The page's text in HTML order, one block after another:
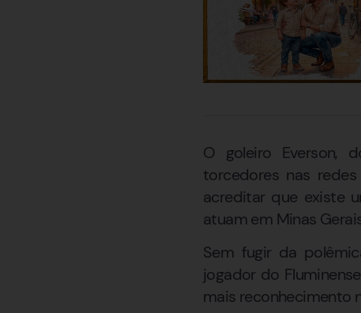
O goleiro Everson,
torcedores nas
acreditar que existe
atuam em Minas
Sem fugir da
jogador do
mais reconhecimento